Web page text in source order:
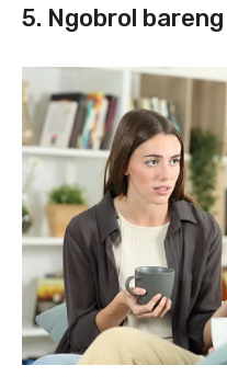
5. Ngobrol